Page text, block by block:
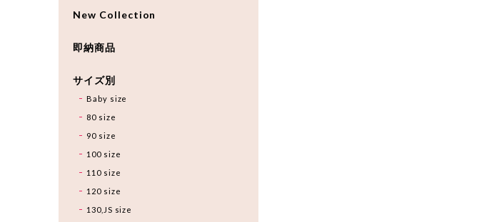
New Collection
即納商品
サイズ別
Baby size
80 size
90 size
100 size
110 size
120 size
130,JS size